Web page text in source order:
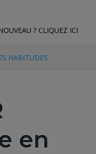
? CLIQUEZ ICI
HABITUDES
en